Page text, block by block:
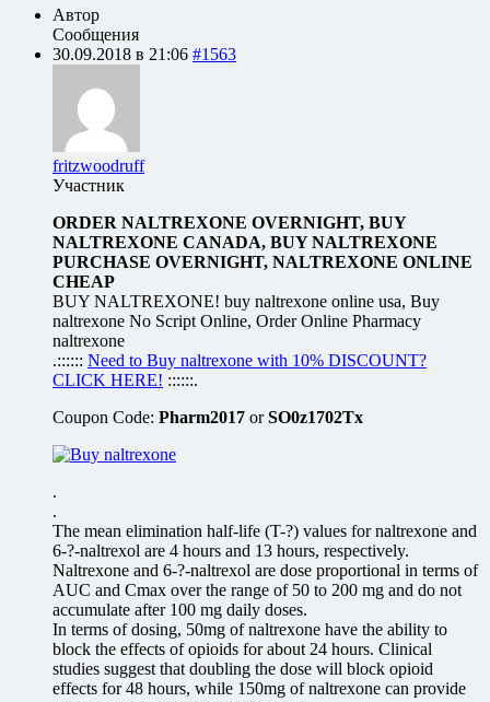
Автор
Сообщения
30.09.2018 в 21:06 #1563
fritzwoodruff
Участник
ORDER NALTREXONE OVERNIGHT, BUY
NALTREXONE CANADA, BUY NALTREXONE
PURCHASE OVERNIGHT, NALTREXONE ONLINE
CHEAP
BUY NALTREXONE! buy naltrexone online usa, Buy
naltrexone No Script Online, Order Online Pharmacy
naltrexone
.:::::: Need to Buy naltrexone with 10% DISCOUNT?
CLICK HERE! ::::::.
Coupon Code: Pharm2017 orSO0z1702Tx
.
.
The mean elimination half-life (T-?) values for naltrexone and
6-?-naltrexol are 4 hours and 13 hours, respectively.
Naltrexone and 6-?-naltrexol are dose proportional in terms of
AUC and Cmax over the range of 50 to 200 mg and do not
accumulate after 100 mg daily doses.
In terms of dosing, 50mg of naltrexone have the ability to
block the effects of opioids for about 24 hours. Clinical
studies suggest that doubling the dose will block opioid
effects for 48 hours, while 150mg of naltrexone can provide